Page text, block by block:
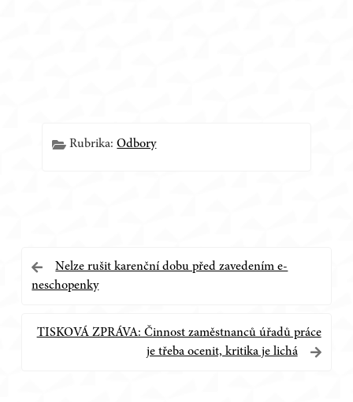
Rubrika:Odbory
Navigace
příspěvek
Nelze rušit karenční dobu před zavedením e-
neschopenky
TISKOVÁ ZPRÁVA: Činnost zaměstnanců úřadů práce
je třeba ocenit, kritika je lichá